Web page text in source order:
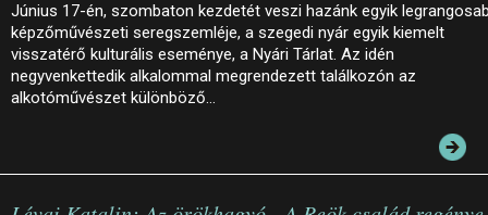
Június 17-én, szombaton kezdetét veszi hazánk egyik
képzőművészeti seregszemléje, a szegedi nyár egyik kiemelt
visszatérő kulturális eseménye, a Nyári Tárlat. Az idén
negyvenkettedik alkalommal megrendezett találkozón az
alkotóművészet különböző…